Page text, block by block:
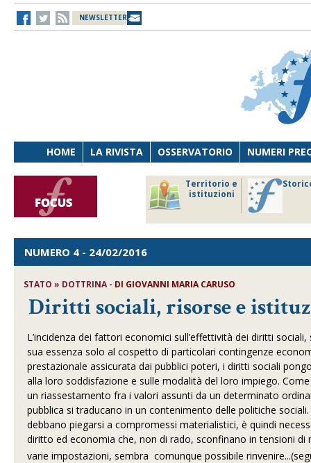
NEWSLETTER
HOME LA RIVISTA OSSERVATORIO NUMERI
Territorio e
istituzioni
NUMERO 4 - 24/02/2016
STATO » DOTTRINA - DI GIOVANNI MARIA CARUSO
Diritti sociali, risorse e
L’incidenza dei fattori economici sull’effettività dei diritti
sua essenza solo al cospetto di particolari contingenze
prestazionale assicurata dai pubblici poteri, i diritti sociali
alla loro soddisfazione e sulle modalità del loro impiego.
un riassestamento fra i valori assunti da un determinato
pubblica si traducano in un contenimento delle politiche
debbano piegarsi a compromessi materialistici, è quindi
diritto ed economia che, non di rado, sconfinano in tensioni di
varie impostazioni, sembra comunque possibile